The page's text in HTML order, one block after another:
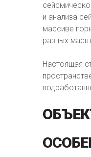
и анализа
массиве
разных
Настоящая